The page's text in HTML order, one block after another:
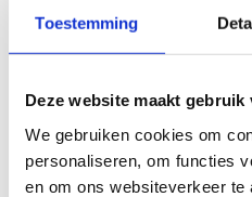
Toestemming
Deze website maakt gebruik
We gebruiken cookies om
personaliseren, om functies
en om ons websiteverkeer
Voor kinderen die gek
Urban Soccer Feestje
dit feestje combineren
het leren van leuke